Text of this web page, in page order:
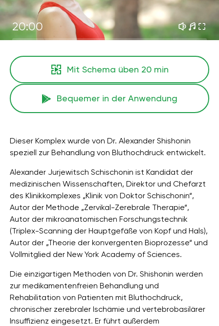
20:00
Mit Schema üben 20 min
Bequemer in der Anwendung
Dieser Komplex wurde von Dr. Alexander Shishonin
speziell zur Behandlung von Bluthochdruck entwickelt.
Alexander Jurjewitsch Schischonin ist Kandidat der
medizinischen Wissenschaften, Direktor und Chefarzt
des Klinikkomplexes „Klinik von Doktor Schischonin“,
Autor der Methode „Zervikal-Zerebrale Therapie“,
Autor der mikroanatomischen Forschungstechnik
(Triplex-Scanning der Hauptgefäße von Kopf und Hals),
Autor der „Theorie der konvergenten Bioprozesse“ und
Vollmitglied der New York Academy of Sciences.
Die einzigartigen Methoden von Dr. Shishonin werden
zur medikamentenfreien Behandlung und
Rehabilitation von Patienten mit Bluthochdruck,
chronischer zerebraler Ischämie und vertebrobasilärer
Insuffizienz eingesetzt. Er führt außerdem